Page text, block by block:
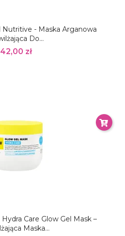
Nutritive - Maska Arganowa
Do...
42,00 zł
Care Glow Gel Mask –
Maska...